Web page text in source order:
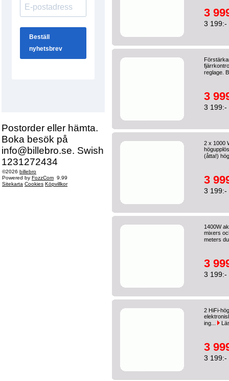
Postorder eller hämta.
Boka besök på
info@billebro.se. Swish
1231272434
©2026 billebro
Powered by FozzCom 9.99
Sitekarta Cookies Köpvillkor
3
3 199:-
reglage.
3
3 199:-
2 x 1000
(åtta!)
3
3 199:-
1400W
mixers
meters
3
3 199:-
2 HiFi-
ing...
3
3 199:-